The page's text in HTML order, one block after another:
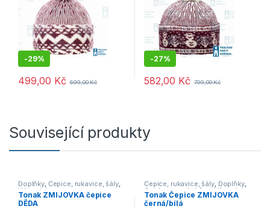
-29%
499,00 Kč 699,00Kč
-27%
582,00 Kč 799,00Kč
Související produkty
Doplňky, Čepice, rukavice, šály,
Výprodej
Tonak ZMIJOVKA čepice
DĚDA
Čepice, rukavice, šály, Doplňky,
Outdoor a volný čas,Výprodej
Tonak Čepice ZMIJOVKA
černá/bílá